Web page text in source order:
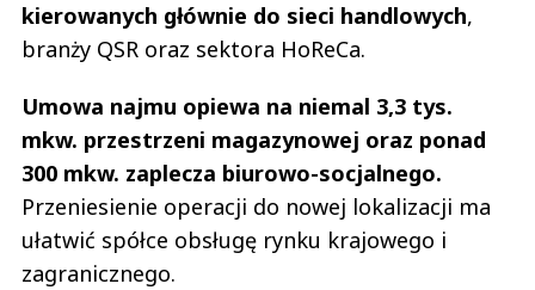
kierowanych głównie do sieci handlowych,
branży QSR oraz sektora HoReCa.
Umowa najmu opiewa na niemal 3,3 tys.
mkw. przestrzeni magazynowej oraz ponad
300 mkw. zaplecza biurowo-socjalnego.
Przeniesienie operacji do nowej lokalizacji ma
ułatwić spółce obsługę rynku krajowego i
zagranicznego.